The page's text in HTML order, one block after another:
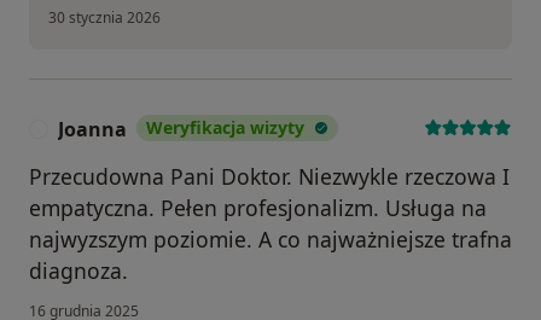
30 stycznia 2026
Joanna Weryfikacja wizyty
Przecudowna Pani Doktor. Niezwykle rzeczowa I
empatyczna. Pełen profesjonalizm. Usługa na
najwyzszym poziomie. A co najważniejsze trafna
diagnoza.
16 grudnia 2025